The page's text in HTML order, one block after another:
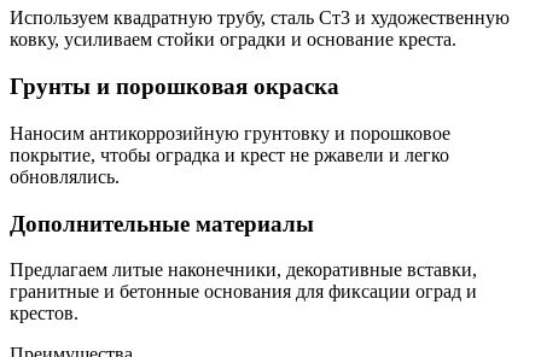
Используем квадратную трубу, сталь Ст3 и художественную
ковку, усиливаем стойки оградки и основание креста.
Грунты и порошковая окраска
Наносим антикоррозийную грунтовку и порошковое
покрытие, чтобы оградка и крест не ржавели и легко
обновлялись.
Дополнительные материалы
Предлагаем литые наконечники, декоративные вставки,
гранитные и бетонные основания для фиксации оград и
крестов.